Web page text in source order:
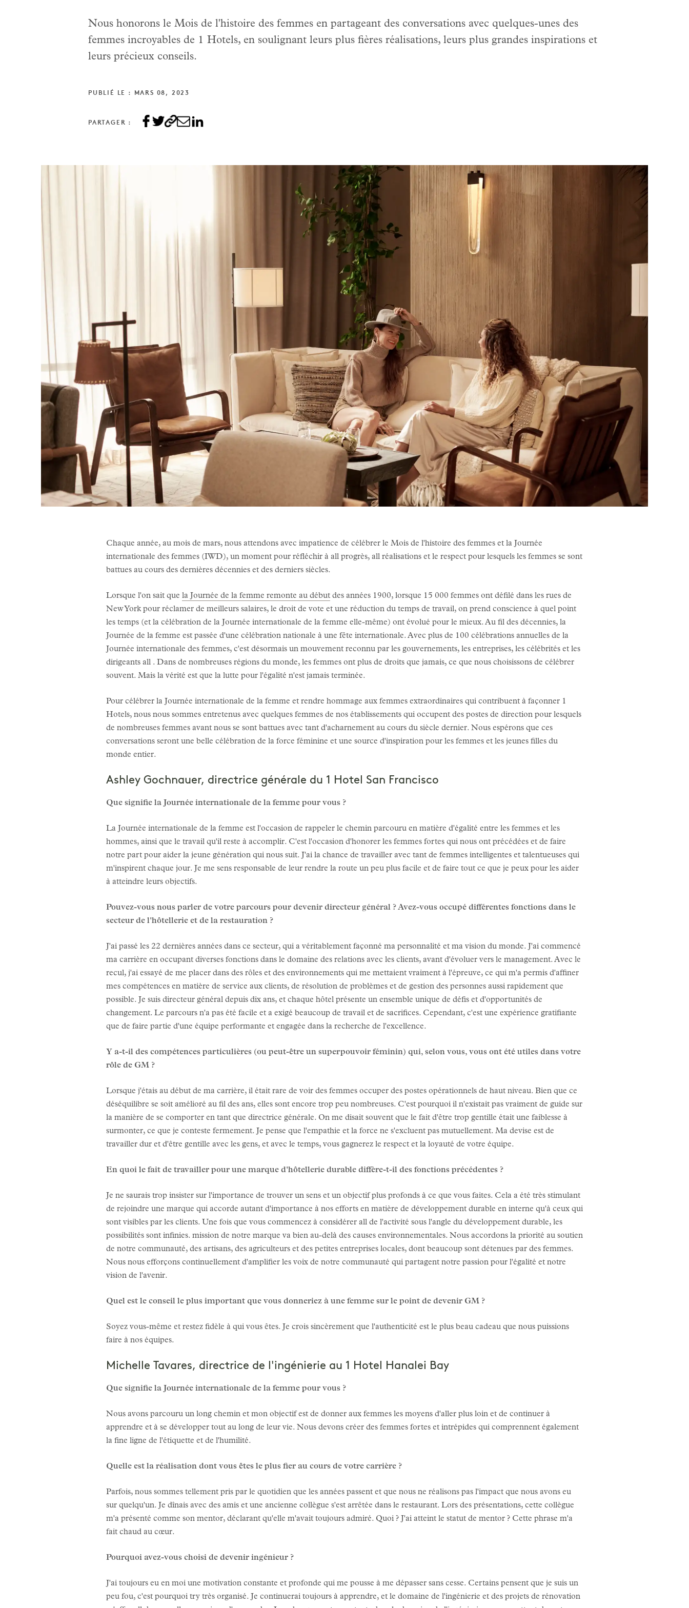
Nous honorons le Mois de l'histoire des femmes en partageant des conversations avec quelques-unes des
femmes incroyables de 1 Hotels, en soulignant leurs plus fières réalisations, leurs plus grandes inspirations et
leurs précieux conseils.
PUBLIÉ LE : MARS 08, 2023
PARTAGER :
Chaque année, au mois de mars, nous attendons avec impatience de célébrer le Mois de l'histoire des femmes et la Journée
internationale des femmes (IWD), un moment pour réfléchir à all progrès, all réalisations et le respect pour lesquels les femmes se sont
battues au cours des dernières décennies et des derniers siècles.
Lorsque l'on sait que la Journée de la femme remonte au début des années 1900, lorsque 15 000 femmes ont défilé dans les rues de
New York pour réclamer de meilleurs salaires, le droit de vote et une réduction du temps de travail, on prend conscience à quel point
les temps (et la célébration de la Journée internationale de la femme elle-même) ont évolué pour le mieux. Au fil des décennies, la
Journée de la femme est passée d'une célébration nationale à une fête internationale. Avec plus de 100 célébrations annuelles de la
Journée internationale des femmes, c'est désormais un mouvement reconnu par les gouvernements, les entreprises, les célébrités et les
dirigeants all . Dans de nombreuses régions du monde, les femmes ont plus de droits que jamais, ce que nous choisissons de célébrer
souvent. Mais la vérité est que la lutte pour l'égalité n'est jamais terminée.
Pour célébrer la Journée internationale de la femme et rendre hommage aux femmes extraordinaires qui contribuent à façonner 1
Hotels, nous nous sommes entretenus avec quelques femmes de nos établissements qui occupent des postes de direction pour lesquels
de nombreuses femmes avant nous se sont battues avec tant d'acharnement au cours du siècle dernier. Nous espérons que ces
conversations seront une belle célébration de la force féminine et une source d'inspiration pour les femmes et les jeunes filles du
monde entier.
Ashley Gochnauer, directrice générale du 1 Hotel San Francisco
Que signifie la Journée internationale de la femme pour vous ?
La Journée internationale de la femme est l'occasion de rappeler le chemin parcouru en matière d'égalité entre les femmes et les
hommes, ainsi que le travail qu'il reste à accomplir. C'est l'occasion d'honorer les femmes fortes qui nous ont précédées et de faire
notre part pour aider la jeune génération qui nous suit. J'ai la chance de travailler avec tant de femmes intelligentes et talentueuses qui
m'inspirent chaque jour. Je me sens responsable de leur rendre la route un peu plus facile et de faire tout ce que je peux pour les aider
à atteindre leurs objectifs.
Pouvez-vous nous parler de votre parcours pour devenir directeur général ? Avez-vous occupé différentes fonctions dans le
secteur de l'hôtellerie et de la restauration ?
J'ai passé les 22 dernières années dans ce secteur, qui a véritablement façonné ma personnalité et ma vision du monde. J'ai commencé
ma carrière en occupant diverses fonctions dans le domaine des relations avec les clients, avant d'évoluer vers le management. Avec le
recul, j'ai essayé de me placer dans des rôles et des environnements qui me mettaient vraiment à l'épreuve, ce qui m'a permis d'affiner
mes compétences en matière de service aux clients, de résolution de problèmes et de gestion des personnes aussi rapidement que
possible. Je suis directeur général depuis dix ans, et chaque hôtel présente un ensemble unique de défis et d'opportunités de
changement. Le parcours n'a pas été facile et a exigé beaucoup de travail et de sacrifices. Cependant, c'est une expérience gratifiante
que de faire partie d'une équipe performante et engagée dans la recherche de l'excellence.
Y a-t-il des compétences particulières (ou peut-être un superpouvoir féminin) qui, selon vous, vous ont été utiles dans votre
rôle de GM ?
Lorsque j'étais au début de ma carrière, il était rare de voir des femmes occuper des postes opérationnels de haut niveau. Bien que ce
déséquilibre se soit amélioré au fil des ans, elles sont encore trop peu nombreuses. C'est pourquoi il n'existait pas vraiment de guide sur
la manière de se comporter en tant que directrice générale. On me disait souvent que le fait d'être trop gentille était une faiblesse à
surmonter, ce que je conteste fermement. Je pense que l'empathie et la force ne s'excluent pas mutuellement. Ma devise est de
travailler dur et d'être gentille avec les gens, et avec le temps, vous gagnerez le respect et la loyauté de votre équipe.
En quoi le fait de travailler pour une marque d'hôtellerie durable diffère-t-il des fonctions précédentes ?
Je ne saurais trop insister sur l'importance de trouver un sens et un objectif plus profonds à ce que vous faites. Cela a été très stimulant
de rejoindre une marque qui accorde autant d'importance à nos efforts en matière de développement durable en interne qu'à ceux qui
sont visibles par les clients. Une fois que vous commencez à considérer all de l'activité sous l'angle du développement durable, les
possibilités sont infinies. mission de notre marque va bien au-delà des causes environnementales. Nous accordons la priorité au soutien
de notre communauté, des artisans, des agriculteurs et des petites entreprises locales, dont beaucoup sont détenues par des femmes.
Nous nous efforçons continuellement d'amplifier les voix de notre communauté qui partagent notre passion pour l'égalité et notre
vision de l'avenir.
Quel est le conseil le plus important que vous donneriez à une femme sur le point de devenir GM ?
Soyez vous-même et restez fidèle à qui vous êtes. Je crois sincèrement que l'authenticité est le plus beau cadeau que nous puissions
faire à nos équipes.
Michelle Tavares, directrice de l'ingénierie au 1 Hotel Hanalei Bay
Que signifie la Journée internationale de la femme pour vous ?
Nous avons parcouru un long chemin et mon objectif est de donner aux femmes les moyens d'aller plus loin et de continuer à
apprendre et à se développer tout au long de leur vie. Nous devons créer des femmes fortes et intrépides qui comprennent également
la fine ligne de l'étiquette et de l'humilité.
Quelle est la réalisation dont vous êtes le plus fier au cours de votre carrière ?
Parfois, nous sommes tellement pris par le quotidien que les années passent et que nous ne réalisons pas l'impact que nous avons eu
sur quelqu'un. Je dînais avec des amis et une ancienne collègue s'est arrêtée dans le restaurant. Lors des présentations, cette collègue
m'a présenté comme son mentor, déclarant qu'elle m'avait toujours admiré. Quoi ? J'ai atteint le statut de mentor ? Cette phrase m'a
fait chaud au cœur.
Pourquoi avez-vous choisi de devenir ingénieur ?
J'ai toujours eu en moi une motivation constante et profonde qui me pousse à me dépasser sans cesse. Certains pensent que je suis un
peu fou, c'est pourquoi try très organisé. Je continuerai toujours à apprendre, et le domaine de l'ingénierie et des projets de rénovation